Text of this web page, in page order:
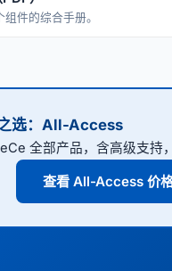
件的综合手册。
选：All-Access
全部产品，含高级支持
查看 All-Access 价